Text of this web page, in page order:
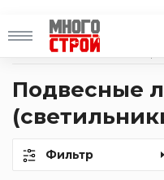
Главная
Каталог
Подвесные
Фильтр